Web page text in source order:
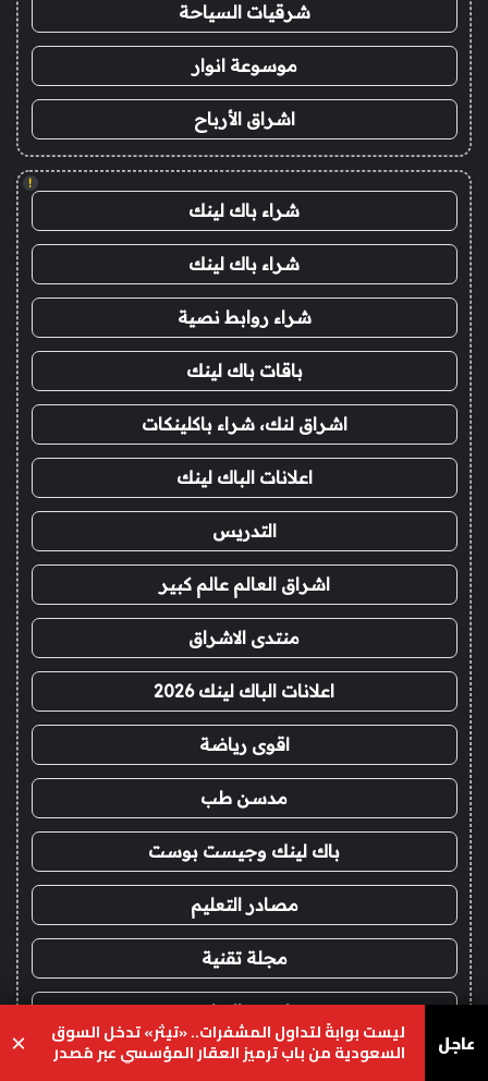
شرقيات السياحة
موسوعة انوار
اشراق الأرباح
!
شراء باك لينك
شراء باك لينك
شراء روابط نصية
باقات باك لينك
اشراق لنك، شراء باكلينكات
اعلانات الباك لينك
التدريس
اشراق العالم عالم كبير
منتدى الاشراق
اعلانات الباك لينك 2026
اقوى رياضة
مدسن طب
باك لينك وجيست بوست
مصادر التعليم
مجلة تقنية
يو ان بي الرياضي
موقع حالة للتعليم
عاجل ليست بوابةً لتداول المشفرات.. «تيثر» تدخل السوق
السعودية من باب ترميز العقار المؤسسي عبر مُصدر ×